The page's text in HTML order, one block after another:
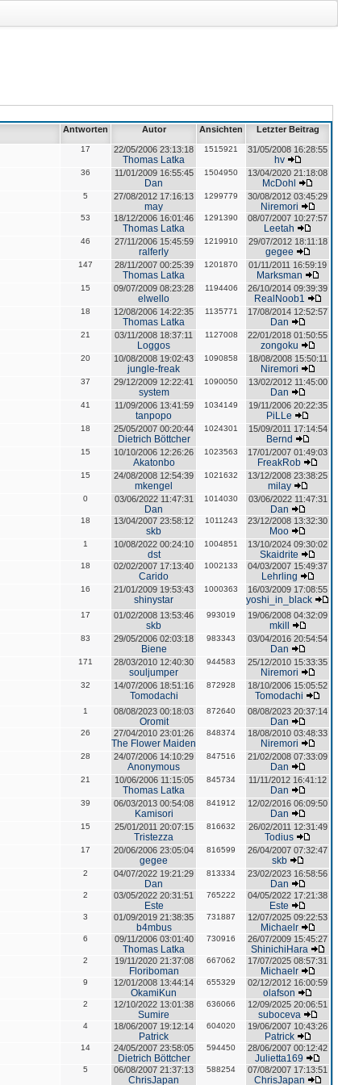
Antworten Autor Ansichten Letzter Beitrag
17 22/05/2006 23:13:18
Thomas Latka
1515921 31/05/2008 16:28:55
hv
36 11/01/2009 16:55:45
Dan
1504950 13/04/2020 21:18:08
McDohl
5 27/08/2012 17:16:13
may
1299779 30/08/2012 03:45:29
Niremori
53 18/12/2006 16:01:46
Thomas Latka
1291390 08/07/2007 10:27:57
Leetah
46 27/11/2006 15:45:59
ralferly
1219910 29/07/2012 18:11:18
gegee
147 28/11/2007 00:25:39
Thomas Latka
1201870 01/11/2011 16:59:19
Marksman
15 09/07/2009 08:23:28
elwello
1194406 26/10/2014 09:39:39
RealNoob1
18 12/08/2006 14:22:35
Thomas Latka
1135771 17/08/2014 12:52:57
Dan
21 03/11/2008 18:37:11
Loggos
1127008 22/01/2018 01:50:55
zongoku
20 10/08/2008 19:02:43
jungle-freak
1090858 18/08/2008 15:50:11
Niremori
37 29/12/2009 12:22:41
system
1090050 13/02/2012 11:45:00
Dan
41 11/09/2006 13:41:59
tanpopo
1034149 19/11/2006 20:22:35
PiLLe
18 25/05/2007 00:20:44
Dietrich Böttcher
1024301 15/09/2011 17:14:54
Bernd
15 10/10/2006 12:26:26
Akatonbo
1023563 17/01/2007 01:49:03
FreakRob
15 24/08/2008 12:54:39
mkengel
1021632 13/12/2008 23:38:25
milay
0 03/06/2022 11:47:31
Dan
1014030 03/06/2022 11:47:31
Dan
18 13/04/2007 23:58:12
skb
1011243 23/12/2008 13:32:30
Moo
1 10/08/2022 00:24:10
dst
1004851 13/10/2024 09:30:02
Skaidrite
18 02/02/2007 17:13:40
Carido
1002133 04/03/2007 15:49:37
Lehrling
16 21/01/2009 19:53:43
shinystar
1000363 16/03/2009 17:08:55
yoshi_in_black
17 01/02/2008 13:53:46
skb
993019 19/06/2008 04:32:09
mkill
83 29/05/2006 02:03:18
Biene
983343 03/04/2016 20:54:54
Dan
171 28/03/2010 12:40:30
souljumper
944583 25/12/2010 15:33:35
Niremori
32 14/07/2006 18:51:16
Tomodachi
872928 18/10/2006 15:05:52
Tomodachi
1 08/08/2023 00:18:03
Oromit
872640 08/08/2023 20:37:14
Dan
26 27/04/2010 23:01:26
The Flower Maiden
848374 18/08/2010 03:48:33
Niremori
28 24/07/2006 14:10:29
Anonymous
847516 21/02/2008 07:33:09
Dan
21 10/06/2006 11:15:05
Thomas Latka
845734 11/11/2012 16:41:12
Dan
39 06/03/2013 00:54:08
Kamisori
841912 12/02/2016 06:09:50
Dan
15 25/01/2011 20:07:15
Tristezza
816632 26/02/2011 12:31:49
Todius
17 20/06/2006 23:05:04
gegee
816599 26/04/2007 07:32:47
skb
2 04/07/2022 19:21:29
Dan
813334 23/02/2023 16:58:56
Dan
2 03/05/2022 20:31:51
Este
765222 04/05/2022 17:21:38
Este
3 01/09/2019 21:38:35
b4mbus
731887 12/07/2025 09:22:53
Michaelr
6 09/11/2006 03:01:40
Thomas Latka
730916 26/07/2009 15:45:27
ShinichiHara
2 19/11/2020 21:37:08
Floriboman
667062 17/07/2025 08:57:31
Michaelr
9 12/01/2008 13:44:14
OkamiKun
655329 02/12/2012 16:00:59
olafson
2 12/10/2022 13:01:38
Sumire
636066 12/09/2025 20:06:51
suboceva
4 18/06/2007 19:12:14
Patrick
604020 19/06/2007 10:43:26
Patrick
14 24/05/2007 23:58:05
Dietrich Böttcher
594450 28/06/2007 00:12:42
Julietta169
5 06/08/2007 21:37:13
ChrisJapan
588254 07/08/2007 17:13:51
ChrisJapan